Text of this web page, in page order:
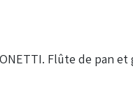
Flûte de